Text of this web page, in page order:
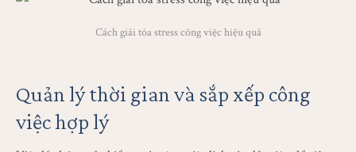
Cách giải tỏa stress công việc hiệu quả
Quản lý thời gian và sắp xếp công
việc hợp lý